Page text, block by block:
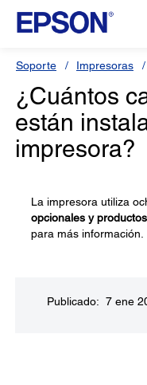
Soporte Impresoras
¿Cuántos
están
impresora?
La impresora utiliza
opcionales y
para más información.
Publicado: 7 ene